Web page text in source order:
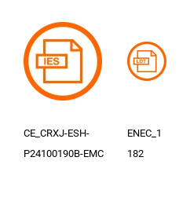
CE_CRXJ-ESH-
P24100190B-EMC
ENEC_1
182